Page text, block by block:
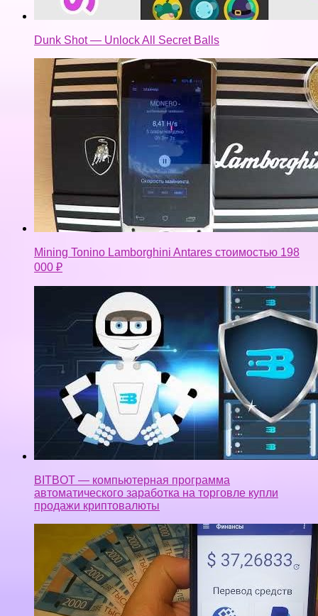
Dunk Shot — Unlock All Secret Balls
Mining Tonino Lamborghini Antares стоимостью 198
000 ₽
BITBOT — компьютерная программа
автоматического заработка на торговле купли
продажи криптовалюты